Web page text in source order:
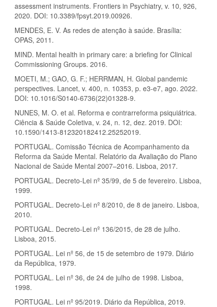
assessment instruments. Frontiers in Psychiatry, v. 10, 926,
2020. DOI: 10.3389/fpsyt.2019.00926.
MENDES, E. V. As redes de atenção à saúde. Brasília:
OPAS, 2011.
MIND. Mental health in primary care: a briefing for Clinical
Commissioning Groups. 2016.
MOETI, M.; GAO, G. F.; HERRMAN, H. Global pandemic
perspectives. Lancet, v. 400, n. 10353, p. e3-e7, ago. 2022.
DOI: 10.1016/S0140-6736(22)01328-9.
NUNES, M. O. et al. Reforma e contrarreforma psiquiátrica.
Ciência & Saúde Coletiva, v. 24, n. 12, dez. 2019. DOI:
10.1590/1413-812320182412.25252019.
PORTUGAL. Comissão Técnica de Acompanhamento da
Reforma da Saúde Mental. Relatório da Avaliação do Plano
Nacional de Saúde Mental 2007–2016. Lisboa, 2017.
PORTUGAL. Decreto-Lei nº 35/99, de 5 de fevereiro. Lisboa,
1999.
PORTUGAL. Decreto-Lei nº 8/2010, de 8 de janeiro. Lisboa,
2010.
PORTUGAL. Decreto-Lei nº 136/2015, de 28 de julho.
Lisboa, 2015.
PORTUGAL. Lei nº 56, de 15 de setembro de 1979. Diário
da República, 1979.
PORTUGAL. Lei nº 36, de 24 de julho de 1998. Lisboa,
1998.
PORTUGAL. Lei nº 95/2019. Diário da República, 2019.